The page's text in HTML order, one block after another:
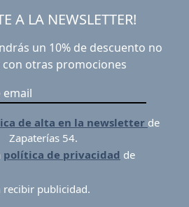
A LA NEWSLETTER!
un 10% de descuento no
otras promociones
de alta en la newsletter de
Zapaterías 54.
política de privacidad de
recibir publicidad.